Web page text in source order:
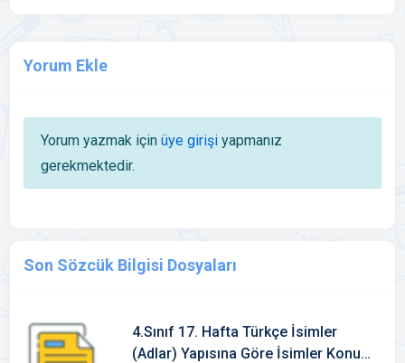
Yorum Ekle
Yorum yazmak için üye girişiyapmanız
gerekmektedir.
Son Sözcük Bilgisi Dosyaları
4.Sınıf 17. Hafta Türkçe İsimler
(Adlar) Yapısına Göre İsimler Konu